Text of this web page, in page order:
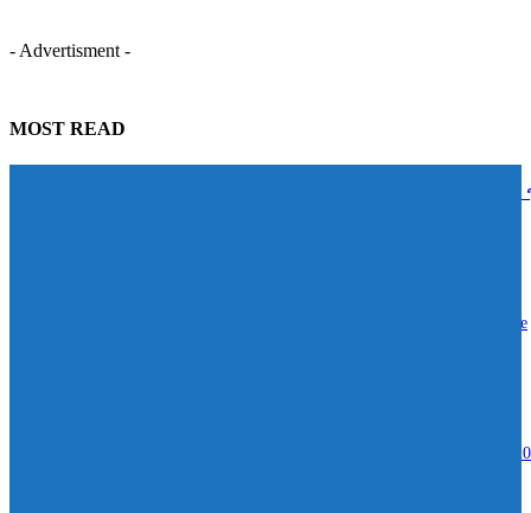
- Advertisment -
MOST READ
สติงค์ เอเนอร์จี้ดริ้งค์ ผนึกพลัง Formula 1® ส่งโลกแห่งความเร็วถึงไทย
ไทยวิวัฒน์ จับมือ Decathlon ขยาย Health Ecosystem ดันคนไทยสู่ Active
เมืองไทยประกันชีวิต สานต่อ “เมืองไทยมอบทุนน้องน้อย” ปีที่ 37 มอบ